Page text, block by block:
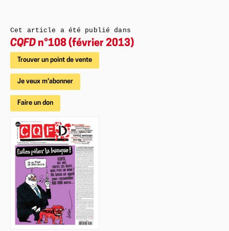
Cet article a été publié dans
CQFD n°108 (février 2013)
Trouver un point de vente
Je veux m'abonner
Faire un don